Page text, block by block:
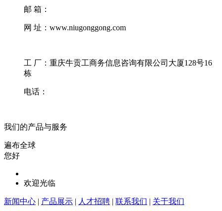
邮 箱：
网 址：www.niugonggong.com
工 厂：重庆牛贡工商务信息咨询有限公司大厦128号16
栋
电话：
我们的产品与服务
遍布全球
您好
欢迎光临
新闻中心 | 产品展示 | 人才招聘 | 联系我们 | 关于我们